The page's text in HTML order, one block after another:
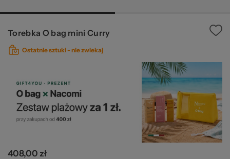
Torebka O bag mini Curry
Ostatnie sztuki - nie zwlekaj
408,00 zł